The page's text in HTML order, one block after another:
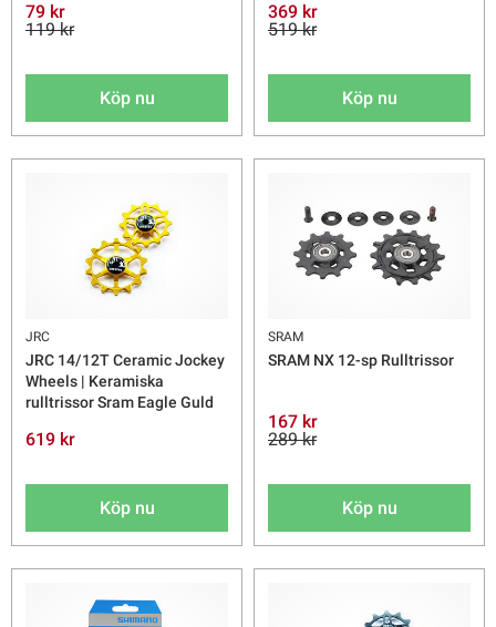
79 kr
119 kr
Köp nu
369 kr
519 kr
Köp nu
JRC
JRC 14/12T Ceramic Jockey
Wheels | Keramiska
rulltrissor Sram Eagle Guld
619 kr
Köp nu
SRAM
SRAM NX 12-sp Rulltrissor
167 kr
289 kr
Köp nu